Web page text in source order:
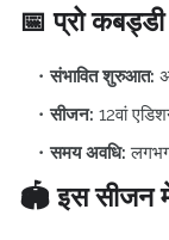
📅 प्रो
संभावित शुरुआत:
सीजन: 12वां
समय अवधि:
🏟️ इस सीजन में